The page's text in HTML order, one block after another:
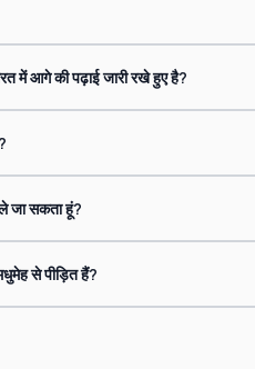
में आगे की पढ़ाई जारी रखे हुए है?
जा सकता हूं?
से पीड़ित हैं?